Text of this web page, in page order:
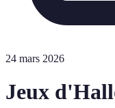
24 mars 2026
Jeux